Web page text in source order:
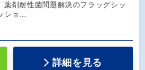
薬剤耐性菌問題解決のフラッグシッ
ショ…
詳細を見る